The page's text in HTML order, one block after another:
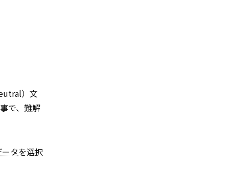
）文
で、難解
タを選択